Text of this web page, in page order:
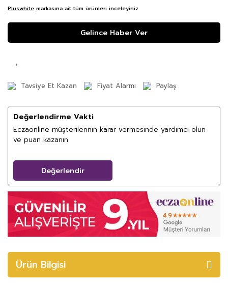
Pluswhite markasına ait tüm ürünleri inceleyiniz
Gelince Haber Ver
Tavsiye Et Kazan Fiyat Alarmı Paylaş
Değerlendirme Vakti
Eczaonline müşterilerinin karar vermesinde yardımcı olun
ve puan kazanın
Değerlendir
Ürün Bilgisi